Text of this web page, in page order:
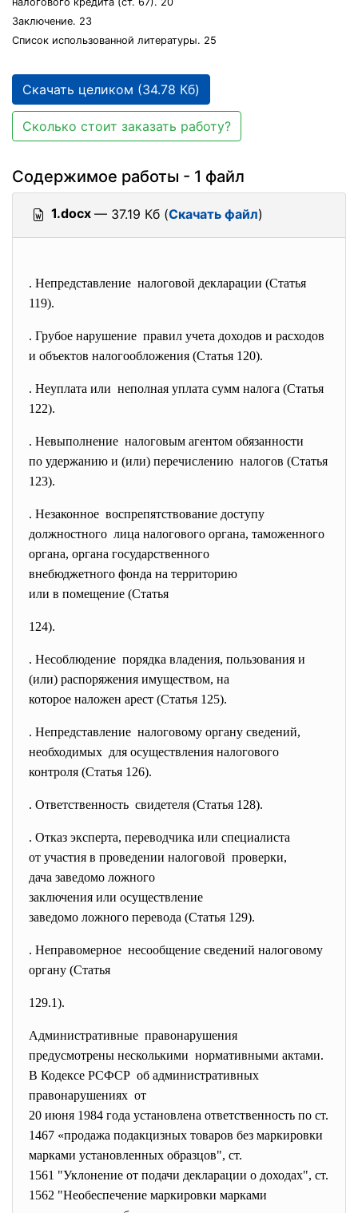
Заключение. 23
Список использованной литературы. 25
Скачать целиком (34.78 Кб)
Сколько стоит заказать работу?
Содержимое работы - 1 файл
1.docx — 37.19 Кб (Скачать файл)
. Непредставление налоговой декларации (Статья
119).
. Грубое нарушение правил учета доходов и расходов
и объектов налогообложения (Статья 120).
. Неуплата или неполная уплата сумм налога (Статья
122).
. Невыполнение налоговым агентом обязанности
по удержанию и (или) перечислению налогов (Статья
123).
. Незаконное воспрепятствование доступу
должностного лица налогового органа, таможенного
органа, органа государственного
внебюджетного фонда на территорию
или в помещение (Статья
124).
. Несоблюдение порядка владения, пользования и
(или) распоряжения имуществом, на
которое наложен арест (Статья 125).
. Непредставление налоговому органу сведений,
необходимых для осуществления налогового
контроля (Статья 126).
. Ответственность свидетеля (Статья 128).
. Отказ эксперта, переводчика или специалиста
от участия в проведении налоговой проверки,
дача заведомо ложного
заключения или осуществление
заведомо ложного перевода (Статья 129).
. Неправомерное несообщение сведений налоговому
органу (Статья
129.1).
Административные правонарушения
предусмотрены несколькими нормативными актами.
В Кодексе РСФСР об административных
правонарушениях от
20 июня 1984 года установлена ответственность по ст.
1467 «продажа подакцизных товаров без маркировки
марками установленных образцов", ст.
1561 "Уклонение от подачи декларации о доходах", ст.
1562 "Необеспечение маркировки марками